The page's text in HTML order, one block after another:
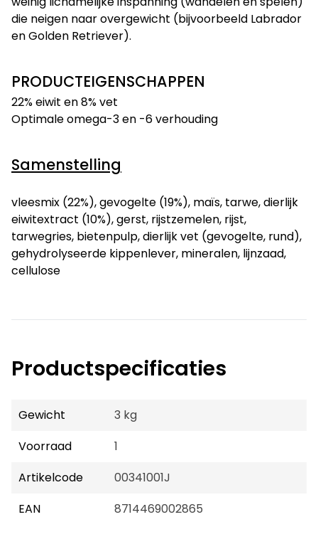
die neigen naar overgewicht (bijvoorbeeld Labrador
en Golden Retriever).
PRODUCTEIGENSCHAPPEN
22% eiwit en 8% vet
Optimale omega-3 en -6 verhouding
Samenstelling
vleesmix (22%), gevogelte (19%), maïs, tarwe, dierlijk
eiwitextract (10%), gerst, rijstzemelen, rijst,
tarwegries, bietenpulp, dierlijk vet (gevogelte, rund),
gehydrolyseerde kippenlever, mineralen, lijnzaad,
cellulose
Productspecificaties
Gewicht
3 kg
Voorraad
1
Artikelcode
00341001J
EAN
8714469002865